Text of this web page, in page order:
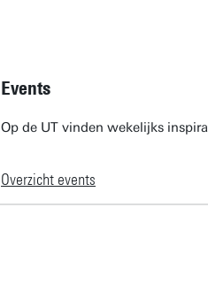
Events
Op de UT vinden wekelijks
Overzicht events